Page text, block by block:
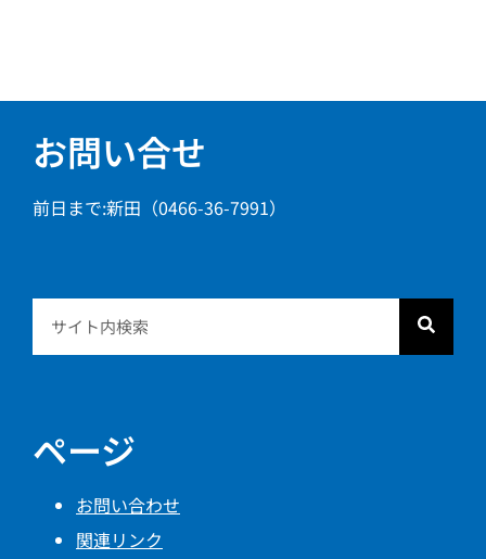
お問い合せ
前日まで:新田（0466-36-7991）
ページ
お問い合わせ
関連リンク